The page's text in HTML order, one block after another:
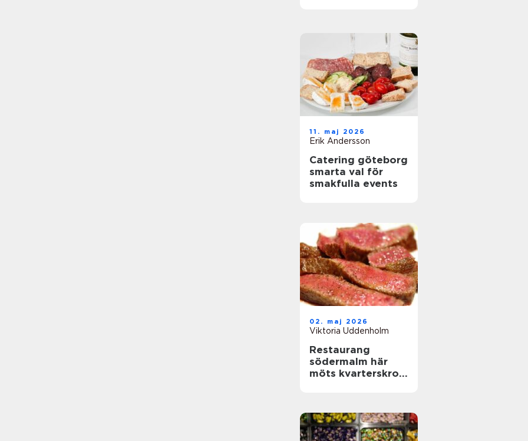
11. maj 2026
Erik Andersson
Catering göteborg
smarta val för
smakfulla events
02. maj 2026
Viktoria Uddenholm
Restaurang
södermalm här
möts kvarterskrog